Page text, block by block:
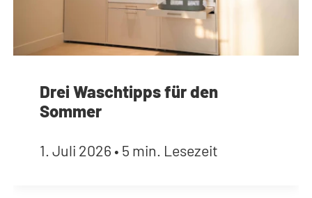
Drei Waschtipps für den
Sommer
1. Juli 2026 • 5 min. Lesezeit